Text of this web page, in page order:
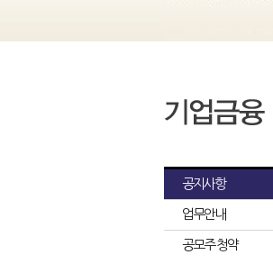
공지사항
업무안내
공모주 청약